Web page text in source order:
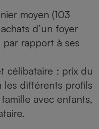
moyen (103
d’un foyer
par rapport à ses
célibataire : prix du
les différents profils
avec enfants,